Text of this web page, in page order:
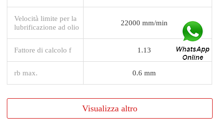
Velocità limite per la
lubrificazione ad olio
22000 mm/min
Fattore di calcolo f 1.13
rb max. 0.6 mm
Visualizza altro